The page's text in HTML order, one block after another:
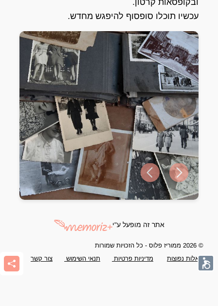
ובקופסאות קרטון.
עכשיו תוכלו סופסוף להיפגש מחדש.
Previous slideNext slide
אתר זה מופעל ע"י
© 2026 ממוריז פלוס - כל הזכויות שמורות
שאלות נפוצות
מדיניות פרטיות תנאי השימוש צור קשר